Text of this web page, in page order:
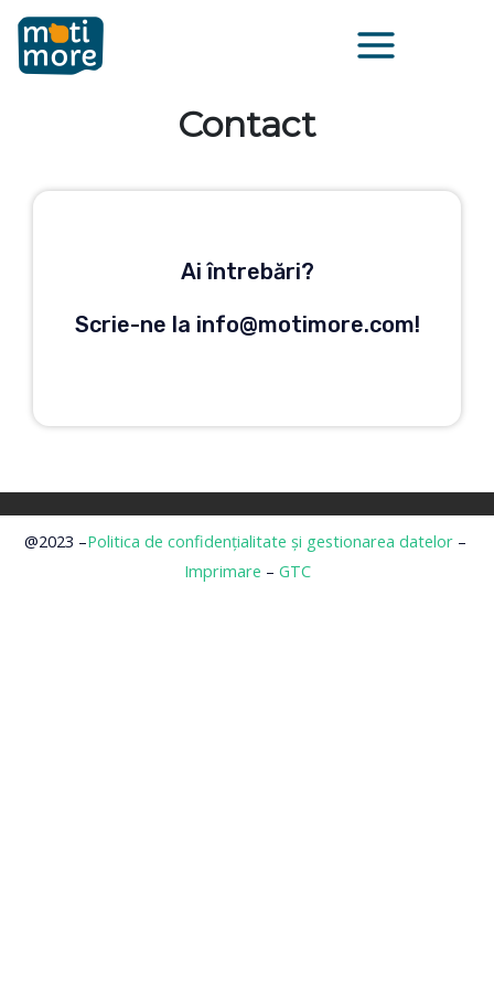
Skip
content
Menu
Contact
Ai întrebări?
Scrie-ne la info@motimore.com!
@2023 –Politica de confidențialitate și gestionarea datelor –
Imprimare – GTC